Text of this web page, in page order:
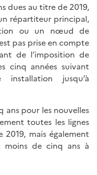
dues au titre de 2019,
répartiteur principal,
ou un nœud de
pas prise en compte
de l’imposition de
cinq années suivant
jusqu’à
ans pour les nouvelles
toutes les lignes
mais également
moins de cinq ans à